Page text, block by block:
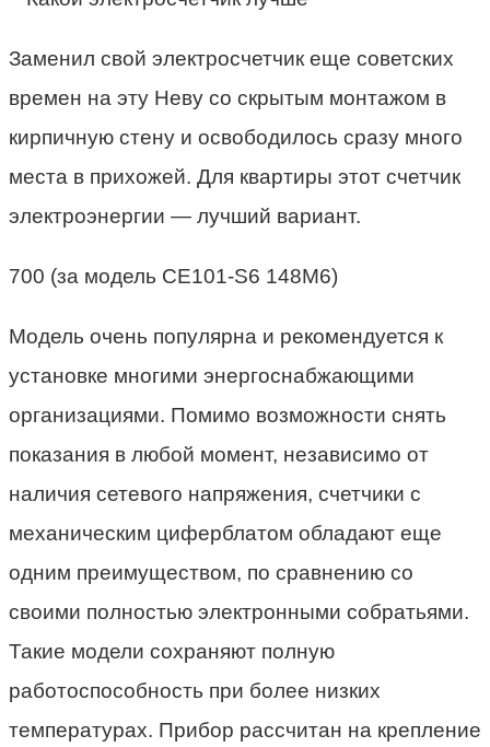
Заменил свой электросчетчик еще советских
времен на эту Неву со скрытым монтажом в
кирпичную стену и освободилось сразу много
места в прихожей. Для квартиры этот счетчик
электроэнергии — лучший вариант.
700 (за модель CE101-S6 148M6)
Модель очень популярна и рекомендуется к
установке многими энергоснабжающими
организациями. Помимо возможности снять
показания в любой момент, независимо от
наличия сетевого напряжения, счетчики с
механическим циферблатом обладают еще
одним преимуществом, по сравнению со
своими полностью электронными собратьями.
Такие модели сохраняют полную
работоспособность при более низких
температурах. Прибор рассчитан на крепление